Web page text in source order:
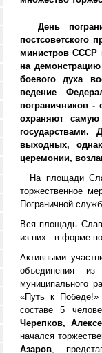
День
постсоветского
министров СССР
на
боевого духа
ведение
пограничников -
охраняют
выходных,
церемонии,
На площади
торжественное
Пограничной
Вся площадь
из них - в форме
Активными
объединения
муниципального
«Путь к
составе 5
Черепков,
начался
Азаров,